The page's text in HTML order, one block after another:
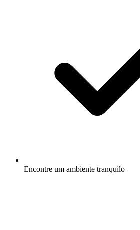
Encontre um ambiente tranquilo